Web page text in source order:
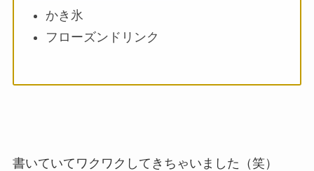
かき氷
フローズンドリンク
書いていてワクワクしてきちゃいました（笑）